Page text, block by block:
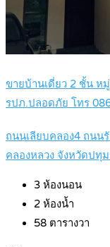
ขายบ้านเดี่ยว 2 ชั้น ห
รปภ.ปลอดภัย โทร
ถนนเลียบคลอง4 ถนน
คลองหลวง จังหวัดปทุ
3 ห้องนอน
2 ห้องน้ำ
58 ตารางวา